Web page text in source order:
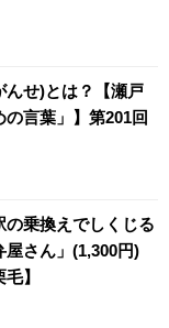
んせ)とは？【瀬戸
言葉」】第201回
乗換えでしくじる
屋さん」(1,300円)
】